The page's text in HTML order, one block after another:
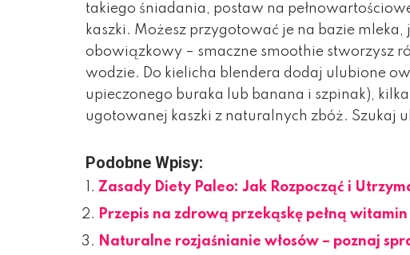
takiego śniadania, postaw na
kaszki. Możesz przygotować je na bazie
obowiązkowy – smaczne smoothie stworzysz
wodzie. Do kielicha blendera dodaj ulubione
upieczonego buraka lub banana i szpinak),
ugotowanej kaszki z naturalnych zbóż. Szukaj
Podobne Wpisy:
Zasady Diety Paleo: Jak Rozpocząć i
Przepis na zdrową przekąskę pełną witamin
Naturalne rozjaśnianie włosów – poznaj